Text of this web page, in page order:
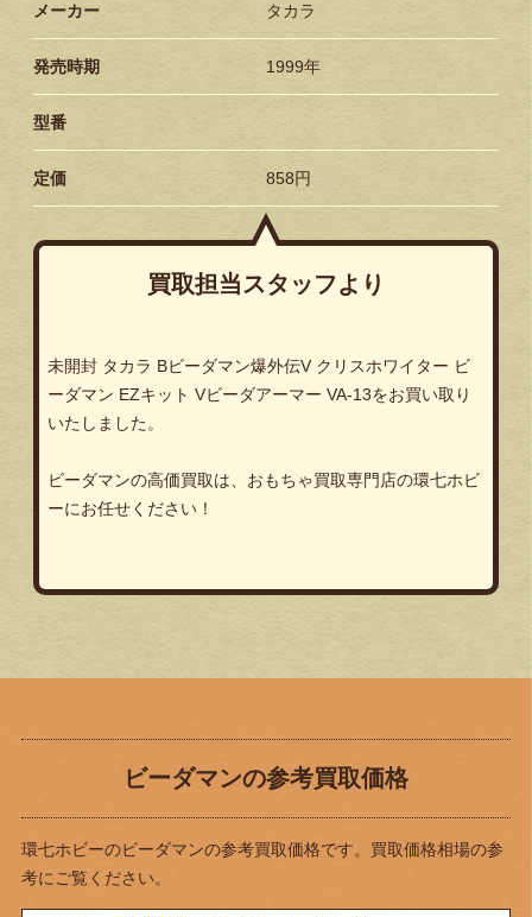
メーカー タカラ
発売時期 1999年
型番
定価 858円
買取担当スタッフより
未開封 タカラ Bビーダマン爆外伝V クリスホワイター ビ
ーダマン EZキット Vビーダアーマー VA-13をお買い取り
いたしました。
ビーダマンの高価買取は、おもちゃ買取専門店の環七ホビ
ーにお任せください！
ビーダマンの参考買取価格
環七ホビーのビーダマンの参考買取価格です。買取価格相場の参
考にご覧ください。